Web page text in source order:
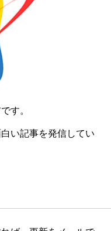
す。
い記事を発信してい